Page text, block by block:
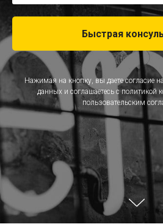
Быстрая
Нажимая на кнопку, вы даете согласие
данных и соглашаетесь cполитикой
пользовательским